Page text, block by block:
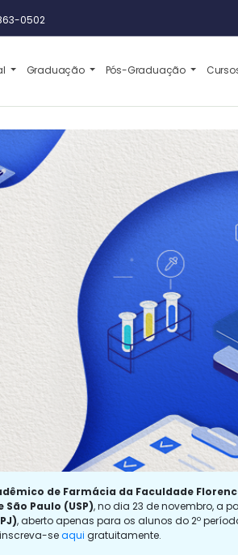
0502
Graduação Pós-Graduação
de Farmácia da Faculdade
Paulo (USP), no dia 23 de novembro, a
, aberto apenas para os alunos do 2º
seaqui gratuitamente.